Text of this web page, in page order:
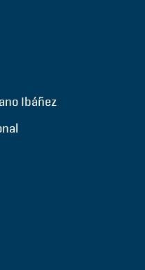
Ibáñez